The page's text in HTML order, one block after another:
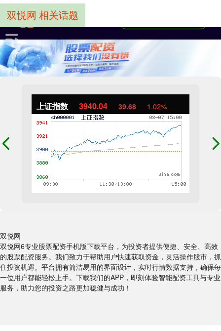
上证指数 3940.04 39.68 1.02%
双悦网
双悦网6专业股票配资手机版下载平台，为投资者提供便捷、安全、高效
的股票配资服务。我们致力于帮助用户快速获取资金，灵活操作股市，抓
住投资机遇。平台拥有简洁易用的界面设计，实时行情数据支持，确保每
一位用户都能轻松上手。下载我们的APP，即刻体验智能配资工具与专业
服务，助力您的投资之路更加稳健与成功！
双悦网 相关话题